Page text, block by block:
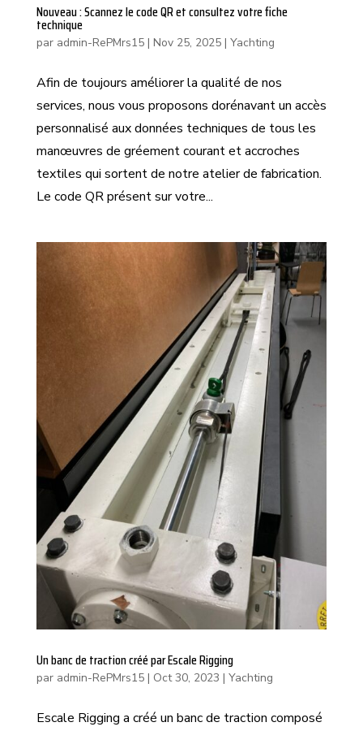
Nouveau : Scannez le code QR et consultez votre fiche
technique
par admin-RePMrs15| Nov 25, 2025| Yachting
Afin de toujours améliorer la qualité de nos
services, nous vous proposons dorénavant un accès
personnalisé aux données techniques de tous les
manœuvres de gréement courant et accroches
textiles qui sortent de notre atelier de fabrication.
Le code QR présent sur votre...
Un banc de traction créé par Escale Rigging
par admin-RePMrs15| Oct 30, 2023 | Yachting
Escale Rigging a créé un banc de traction composé